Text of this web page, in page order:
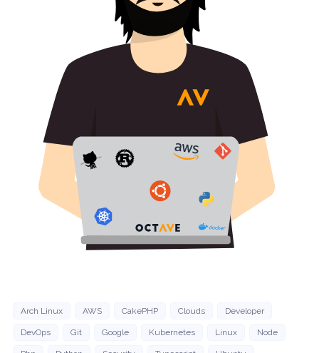
Arch Linux AWS CakePHP Clouds Developer
DevOps Git Google Kubernetes Linux Node